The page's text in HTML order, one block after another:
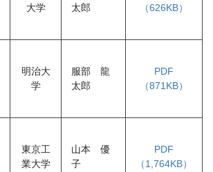
大学
太郎
（626KB）
明治大
学
服部 龍
太郎
PDF
（871KB）
東京工
業大学
山本 優
子
PDF
（1,764KB）